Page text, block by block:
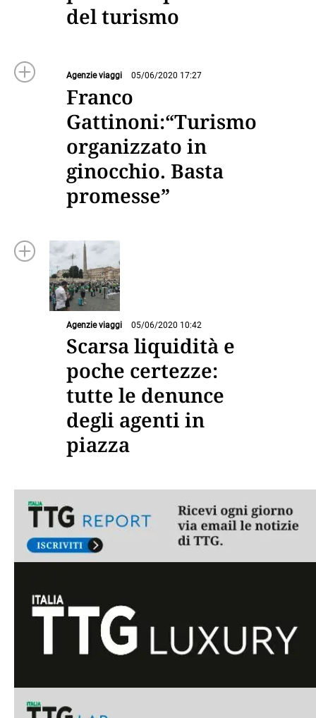
del turismo
Agenzie viaggi 05/06/2020 17:27
Franco
Gattinoni:“Turismo
organizzato in
ginocchio. Basta
promesse”
Agenzie viaggi 05/06/2020 10:42
Scarsa liquidità e
poche certezze:
tutte le denunce
degli agenti in
piazza